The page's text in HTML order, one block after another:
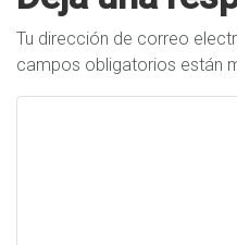
Tu dirección de correo
campos obligatorios están